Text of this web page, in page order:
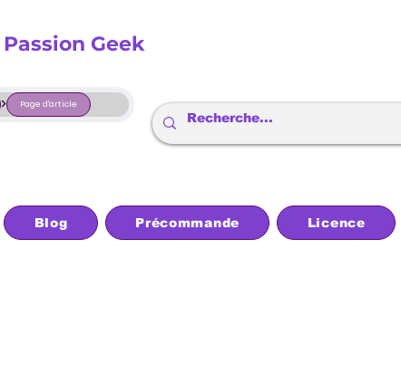
Passion Geek
> Page d'article
Blog Précommande Licence